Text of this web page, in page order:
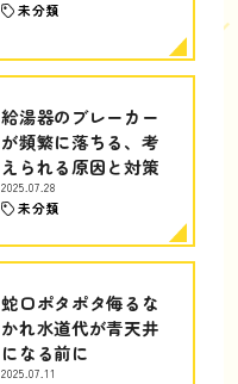
未分類
給湯器のブレーカー
が頻繁に落ちる、考
えられる原因と対策
2025.07.28
未分類
蛇口ポタポタ侮るな
かれ水道代が青天井
になる前に
2025.07.11